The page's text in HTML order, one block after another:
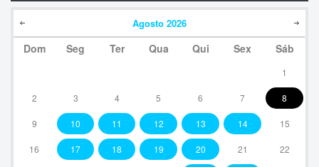
Agosto 2026
Dom Seg Ter Qua Qui Sex Sáb
1
2 3 4 5 6 7 8
9 10 11 12 13 14 15
16 17 18 19 20 21 22